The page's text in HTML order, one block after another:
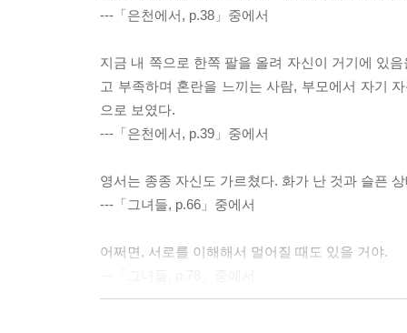
---「은천에서, p.38」중에서
지금 내 쪽으로 한쪽 팔을 올려 자신이 거기에 있
고 부족하며 혼란을 느끼는 사람, 부모에서 자기
으로 보였다.
---「은천에서, p.39」중에서
영서는 종종 자신도 가르쳤다. 화가 난 것과 슬픈
---「그녀들, p.66」중에서
어쩌면, 서로를 이해해서 멀어질 때도 있을 거야.